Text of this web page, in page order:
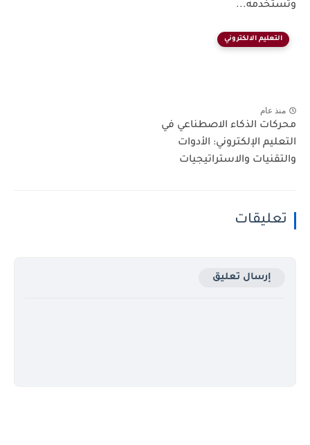
وتستخدمه...
التعليم الالكتروني
منذ عام
محركات الذكاء الاصطناعي في
التعليم الإلكتروني: الأدوات
والتقنيات والاستراتيجيات
تعليقات
إرسال تعليق